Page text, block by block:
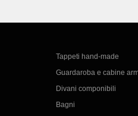
Tappeti hand-made
Guardaroba e cabine
Divani componibili
Bagni